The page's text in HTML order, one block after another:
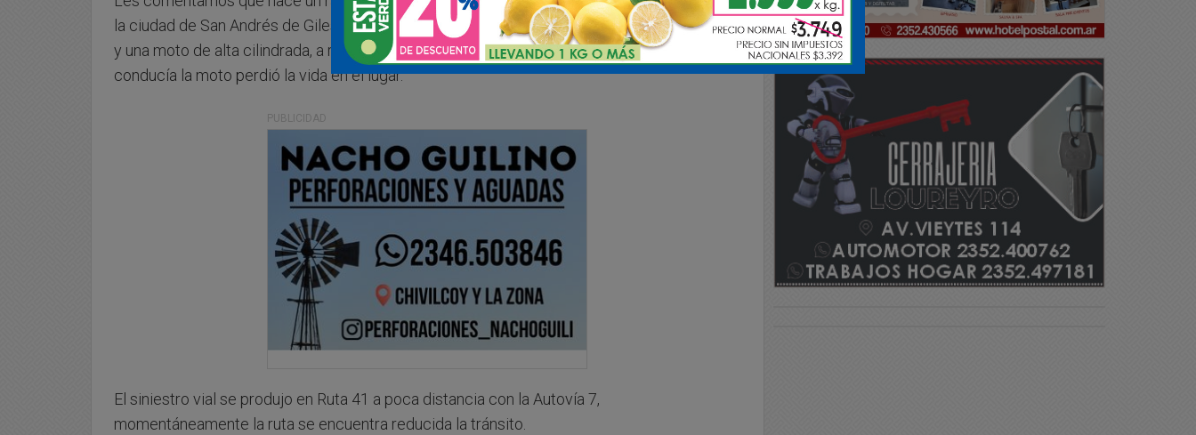
la ciudad de San Andrés de Giles a raíz de un tremendo accidente que involucró un camión
y una moto de alta cilindrada, a raíz de ello un masculino de nacionalidad Brasileña que
conducía la moto perdió la vida en el lugar.
PUBLICIDAD
El siniestro vial se produjo en Ruta 41 a poca distancia con la Autovía 7,
momentáneamente la ruta se encuentra reducida la tránsito.